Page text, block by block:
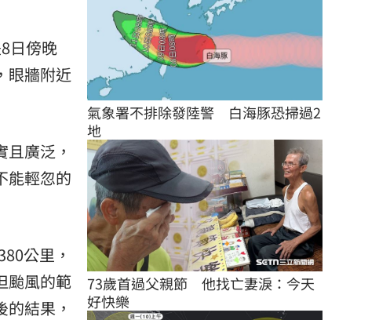
日傍晚
眼牆附近
廣泛，
能輕忽的
公里，
颱風的範
結果，
氣象署不排除發陸警　白海豚恐掃過2
地
73歲首過父親節　他找亡妻淚：今天
好快樂